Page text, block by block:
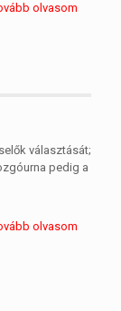
olvasom
választását;
pedig a
olvasom